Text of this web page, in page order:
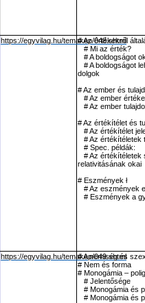
https://egyvilag.hu/temakep/048.shtml
# Az értékekről
# Mi az érték?
# A boldogságot
# A boldogságot
dolgok
# Az ember és
# Az ember értéke
# Az ember
# Az értékítélet és
# Az értékítélet
# Az értékítéletek
# Spec. példák:
# Az értékítéletek
relativitásának okai
# Eszmények ł
# Az eszmények
# Eszmények a
https://egyvilag.hu/temakep/049.shtml
# A nemiség és
# Nem és forma
# Monogámia –
# Jelentősége
# Monogámia és
# Monogámia és